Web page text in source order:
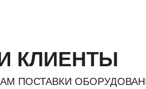
КЛИЕНТЫ
ПОСТАВКИ